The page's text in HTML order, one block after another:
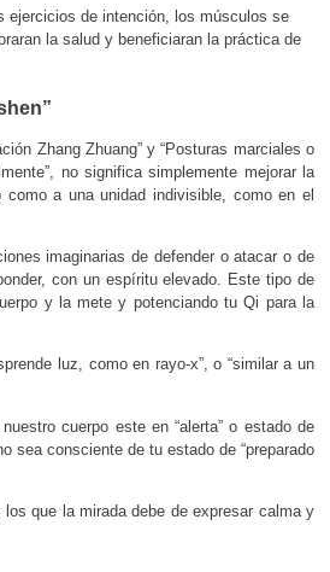
ejercicios de intención, los músculos se
la salud y beneficiaran la práctica de
Zhang Zhuang” y “Posturas marciales o
no significa simplemente mejorar la
a una unidad indivisible, como en el
imaginarias de defender o atacar o de
con un espíritu elevado. Este tipo de
y la mete y potenciando tu Qi para la
luz, como en rayo-x”, o “similar a un
cuerpo este en “alerta” o estado de
sea consciente de tu estado de “preparado
que la mirada debe de expresar calma y